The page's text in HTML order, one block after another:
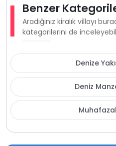
Benzer
Aradığınız kiralık villayı
kategorilerini de
Denize
Deniz